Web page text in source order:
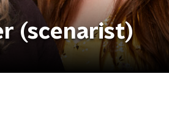
(scenarist)